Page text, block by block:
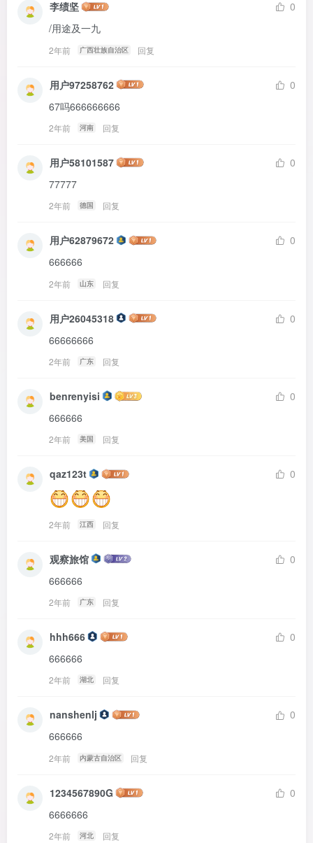
李绩坚
0
/用途及一九
2年前 广西壮族自治区 回复
用户97258762
0
67吗666666666
2年前 河南 回复
用户58101587
0
77777
2年前 德国 回复
用户62879672
0
666666
2年前 山东 回复
用户26045318
0
66666666
2年前 广东 回复
benrenyisi
0
666666
2年前 美国 回复
qaz123t 0
2年前 江西 回复
观察旅馆
0
666666
2年前 广东 回复
hhh666
0
666666
2年前 湖北 回复
nanshenlj
0
666666
2年前 内蒙古自治区 回复
1234567890G
0
6666666
2年前 河北 回复